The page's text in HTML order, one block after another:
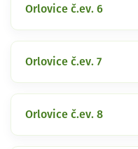
Orlovice č.ev. 6
Orlovice č.ev. 7
Orlovice č.ev. 8